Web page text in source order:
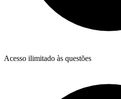
Acesso ilimitado às questões